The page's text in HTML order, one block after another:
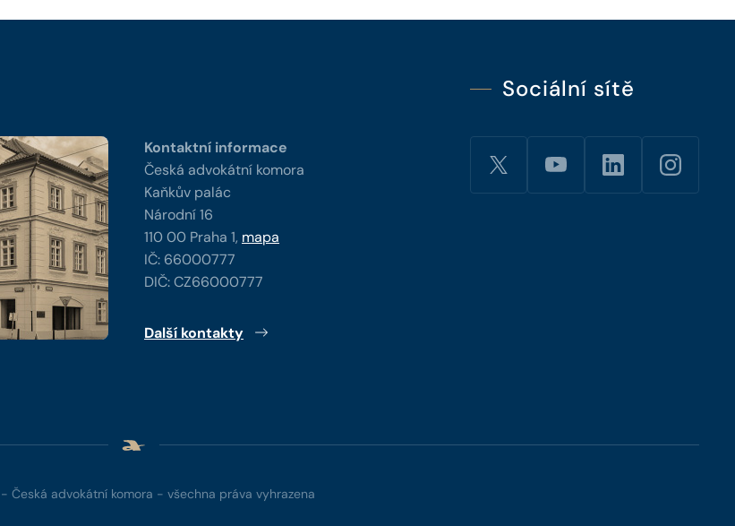
Kontaktní informace
Česká advokátní komora
Kaňkův palác
Národní 16
110 00 Praha 1, mapa
IČ: 66000777
DIČ: CZ66000777
Další kontakty
Sociální sítě
Česká advokátní komora - všechna práva vyhrazena